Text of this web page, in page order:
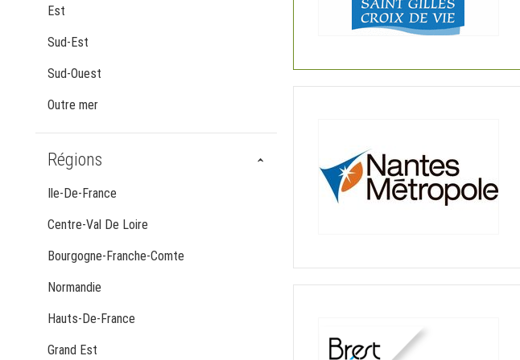
Est
Sud-Est
Sud-Ouest
Outre mer
Régions
Ile-De-France
Centre-Val De Loire
Bourgogne-Franche-Comte
Normandie
Hauts-De-France
Grand Est